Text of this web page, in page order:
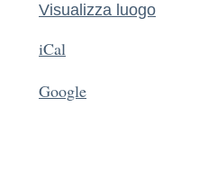
Visualizza luogo
iCal
Google